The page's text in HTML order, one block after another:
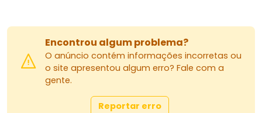
Encontrou algum problema?
O anúncio contém informações incorretas ou
o site apresentou algum erro? Fale com a
gente.
Reportar erro